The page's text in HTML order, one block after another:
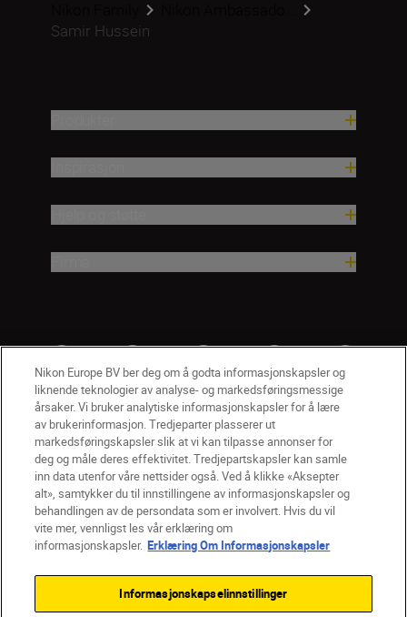
Samir Hussein
NO Nikon Sites
Kontakt oss Personvernerklæring
Vilkår og betingelser for Nikon Store
Erklæring Om Informasjonskapsler
Tilgjengelighet
Innstillinger for informasjonskapsler
Nikon Europe BV ber deg om å godta informasjonskapsler og
liknende teknologier av analyse- og markedsføringsmessige
årsaker. Vi bruker analytiske informasjonskapsler for å lære
av brukerinformasjon. Tredjeparter plasserer ut
markedsføringskapsler slik at vi kan tilpasse annonser for
deg og måle deres effektivitet. Tredjepartskapsler kan samle
inn data utenfor våre nettsider også. Ved å klikke «Aksepter
alt», samtykker du til innstillingene av informasjonskapsler og
behandlingen av de persondata som er involvert. Hvis du vil
vite mer, vennligst les vår erklæring om
informasjonskapsler. Erklæring Om Informasjonskapsler
Informasjonskapselinnstillinger